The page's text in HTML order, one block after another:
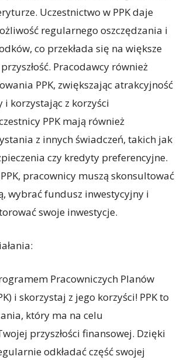
Uczestnictwo w PPK daje
regularnego oszczędzania i
co przekłada się na większe
Pracodawcy również
PPK, zwiększając atrakcyjność
korzystając z korzyści
PPK mają również
z innych świadczeń, takich jak
czy kredyty preferencyjne.
pracownicy muszą skonsultować
wybrać fundusz inwestycyjny i
swoje inwestycje.
Pracowniczych Planów
i skorzystaj z jego korzyści! PPK to
który ma na celu
przyszłości finansowej. Dzięki
odkładać część swojej